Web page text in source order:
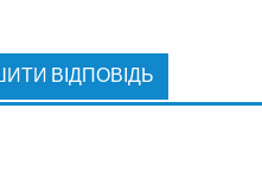
ВІДПОВІДЬ